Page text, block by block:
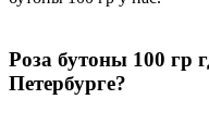
Роза бутоны 100 гр
Петербурге?